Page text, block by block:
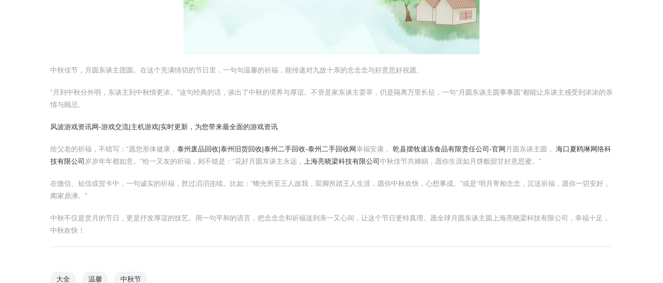
中秋佳节，月圆东谈主团圆。在这个充满情切的节日里，一句句温馨的祈福，能传递对九故十亲的念念念与好意思好祝愿。
“月到中秋分外明，东谈主到中秋情更浓。”这句经典的话，谈出了中秋的境界与厚谊。不管是家东谈主荟萃，仍是隔离万里长征，一句“月圆东谈主圆事事圆”都能让东谈主感受到浓浓的亲
情与顾忌。
风波游戏资讯网-游戏交流|主机游戏|实时更新，为您带来最全面的游戏资讯
给父老的祈福，不错写：“愿您形体健康， 泰州废品回收|泰州旧货回收|泰州二手回收-泰州二手回收网幸福安康， 乾县摆牧速冻食品有限责任公司-官网 月圆东谈主圆， 海口夏鸥琳网络科
技有限公司岁岁年年都如意。”给一又友的祈福，则不错是：“花好月圆东谈主永远， 上海亮晓梁科技有限公司 中秋佳节共婵娟，愿你生涯如月饼般甜甘好意思蜜。”
在微信、短信或贺卡中，一句诚实的祈福，胜过滔滔连续。比如：“蟾光所至王人故我，双脚所踏王人生涯，愿你中秋欢快，心想事成。”或是“明月寄相念念，沉送祈福，愿你一切安好，
阖家鼎沸。”
中秋不仅是赏月的节日，更是抒发厚谊的技艺。用一句平和的语言，把念念念和祈福送到亲一又心间，让这个节日更特真理。愿全球月圆东谈主圆上海亮晓梁科技有限公司，幸福十足，
中秋欢快！
大全 温馨 中秋节